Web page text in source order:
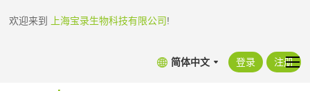
欢迎来到 上海宝录生物科技有限公司!
简体中文 登录 注册